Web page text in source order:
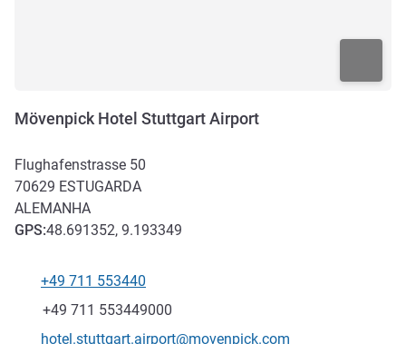
Mövenpick Hotel Stuttgart Airport
Flughafenstrasse 50
70629 ESTUGARDA
ALEMANHA
GPS:48.691352, 9.193349
Telefone
+49 711 553440
Fax
+49 711 553449000
E-mail de contacto
hotel.stuttgart.airport@movenpick.com